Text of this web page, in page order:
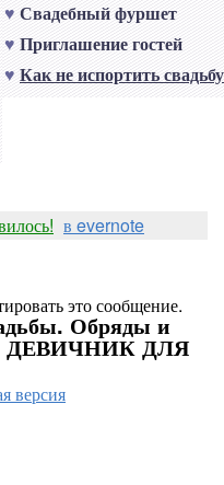
♥ Свадебный фуршет
♥ Приглашение гостей
♥ Как не испортить свадьбу
в evernote
это сообщение.
Обряды и
- ДЕВИЧНИК ДЛЯ
версия